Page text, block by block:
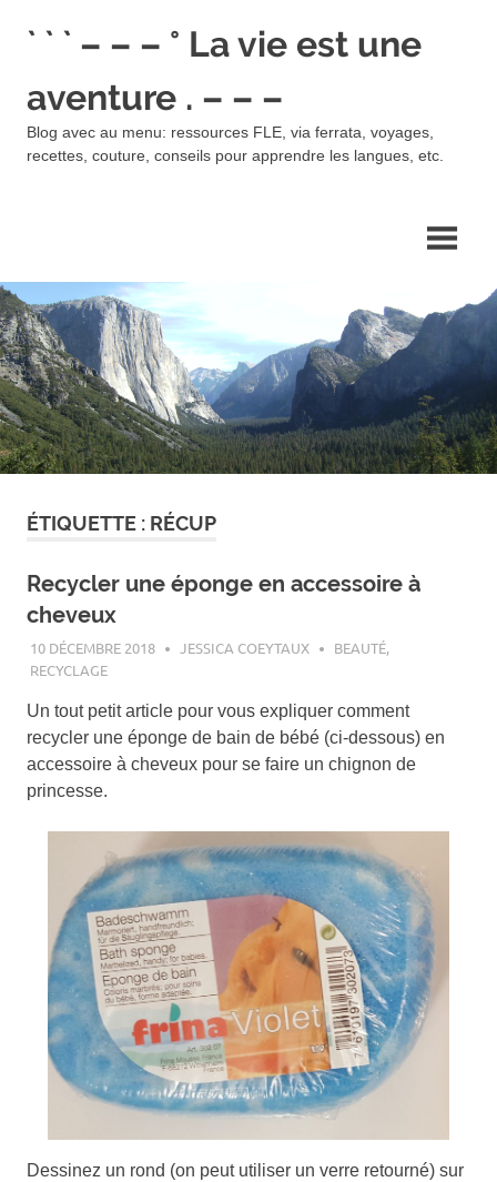
` ` ` – – – ° La vie est une
aventure . – – –
Blog avec au menu: ressources FLE, via ferrata, voyages,
recettes, couture, conseils pour apprendre les langues, etc.
ÉTIQUETTE : RÉCUP
Recycler une éponge en accessoire à
cheveux
10 DÉCEMBRE 2018 JESSICA COEYTAUX BEAUTÉ,
RECYCLAGE
Un tout petit article pour vous expliquer comment
recycler une éponge de bain de bébé (ci-dessous) en
accessoire à cheveux pour se faire un chignon de
princesse.
Dessinez un rond (on peut utiliser un verre retourné) sur